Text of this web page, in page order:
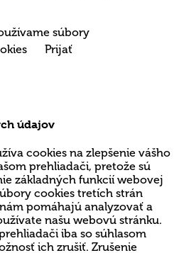
súbory
Prijať
údajov
cookies na zlepšenie vášho
prehliadači, pretože sú
základných funkcií webovej
cookies tretích strán
pomáhajú analyzovať a
našu webovú stránku.
iba so súhlasom
ich zrušiť. Zrušenie